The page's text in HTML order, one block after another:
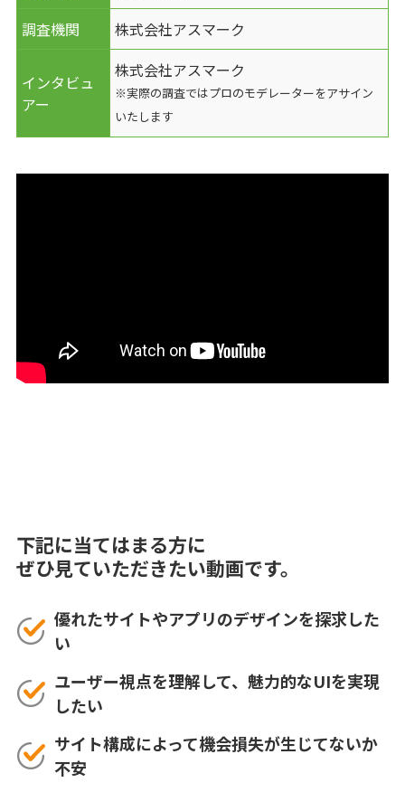
調査機関
株式会社アスマーク
インタビュ
アー
株式会社アスマーク
※実際の調査ではプロのモデレーターをアサイン
いたします
下記に当てはまる方に
ぜひ見ていただきたい動画です。
優れたサイトやアプリのデザインを探求した
い
ユーザー視点を理解して、魅力的なUIを実現
したい
サイト構成によって機会損失が生じてないか
不安